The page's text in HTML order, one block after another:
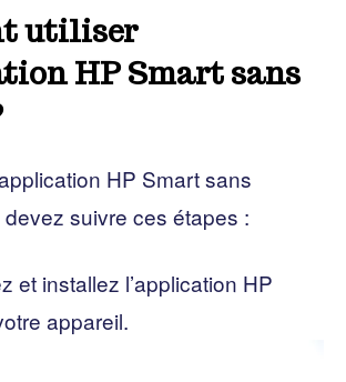
utiliser
HP Smart sans
HP Smart sans
suivre ces étapes :
et installez l’application HP
appareil.